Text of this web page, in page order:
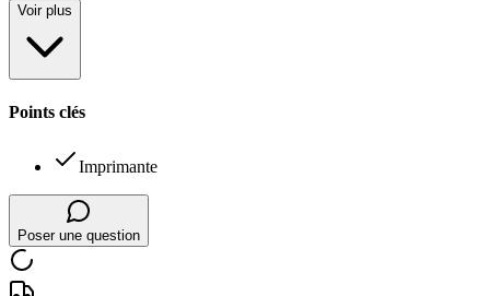
Voir plus
Points clés
Imprimante
Poser une question